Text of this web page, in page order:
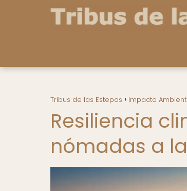
Tribus de las Estepas Impacto
Resiliencia
nómadas a